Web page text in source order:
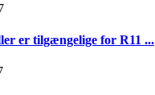
er tilgængelige for R11 ...